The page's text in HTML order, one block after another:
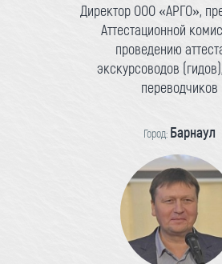
Директор ООО «АРГО»,
Аттестационной
проведению
экскурсоводов
переводчиков
Город: Барнаул